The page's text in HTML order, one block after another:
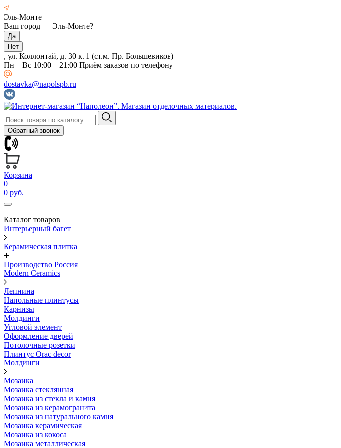
Эль-Монте
Ваш город — Эль-Монте?
, ул. Коллонтай, д. 30 к. 1 (ст.м. Пр. Большевиков)
Пн—Вс 10:00—21:00 Приём заказов по телефону
dostavka@napolspb.ru
Обратный звонок
Корзина
0
0 руб.
Каталог товаров
Интерьерный багет
Керамическая плитка
Производство Россия
Modern Ceramics
Лепнина
Напольные плинтусы
Карнизы
Молдинги
Угловой элемент
Оформление дверей
Потолочные розетки
Плинтус Orac decor
Молдинги
Мозаика
Мозаика стеклянная
Мозаика из стекла и камня
Мозаика из керамогранита
Мозаика из натурального камня
Мозаика керамическая
Мозаика из кокоса
Мозаика металлическая